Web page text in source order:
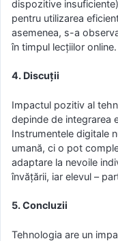
dispozitive
pentru utilizarea
asemenea, s-a
în timpul lecțiilor online.
4. Discuții
Impactul pozitiv al
depinde de integrarea
Instrumentele digitale
umană, ci o pot
adaptare la nevoile
învățării, iar elevul –
5. Concluzii
Tehnologia are un